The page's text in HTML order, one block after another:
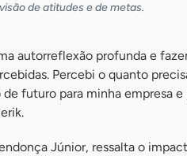
de atitudes e de metas.
autorreflexão profunda e
Percebi o quanto
futuro para minha empresa e
Júnior, ressalta o